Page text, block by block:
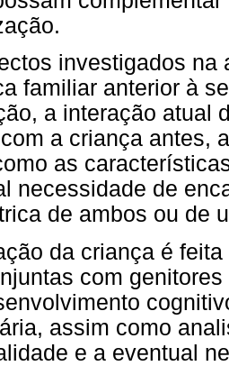
investigados
familiar anterior à
a interação atual
a criança antes,
as
necessidade de
de ambos ou de
da criança é
com
assim como
e a eventual